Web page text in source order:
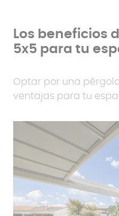
Los beneficios
5x5 para tu
Optar por una
ventajas para tu